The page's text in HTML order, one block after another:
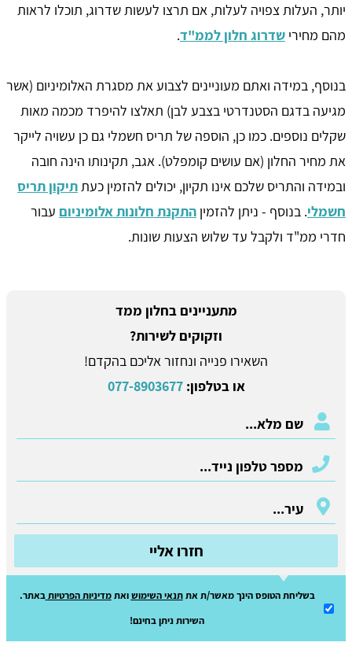
יותר, העלות צפויה לעלות, אם תרצו לעשות שדרוג, תוכלו לראות
מהם מחירי שדרוג חלון לממ"ד.
בנוסף, במידה ואתם מעוניינים לצבוע את מסגרת האלומיניום (אשר
מגיעה בדגם הסטנדרטי בצבע לבן) תאלצו להיפרד מכמה מאות
שקלים נוספים. כמו כן, הוספה של תריס חשמלי גם כן עשויה לייקר
את מחיר החלון (אם עושים קומפלט). אגב, תקינותו הינה חובה
ובמידה והתריס שלכם אינו תקיון, יכולים להזמין כעתתיקון תריס
חשמלי. בנוסף - ניתן להזמין התקנת חלונות אלומיניום עבור
חדרי ממ"ד ולקבל עד שלוש הצעות שונות.
מתעניינים בחלון ממד
וזקוקים לשירות?
השאירו פנייה ונחזור אליכם בהקדם!
או בטלפון:077-8903677
חזרו אליי
בשליחת הטופס הינך מאשר/ת אתתנאי השימושואתמדיניות הפרטיות באתר.
השירות ניתן בחינם!